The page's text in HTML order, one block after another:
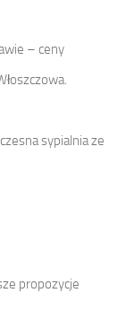
– ceny
sypialnia ze
propozycje